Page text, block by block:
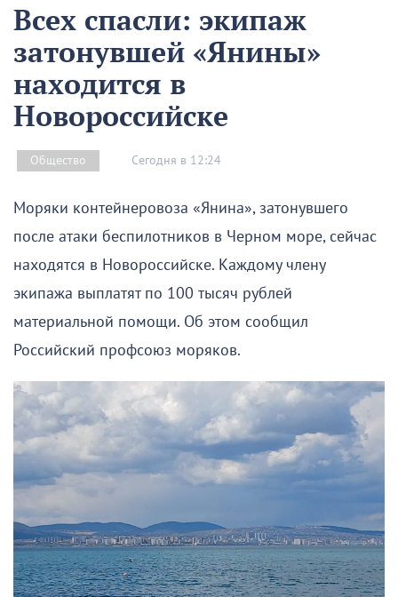
Всех спасли: экипаж
затонувшей «Янины»
находится в
Новороссийске
Общество Сегодня в 12:24
Моряки контейнеровоза «Янина», затонувшего
после атаки беспилотников в Черном море, сейчас
находятся в Новороссийске. Каждому члену
экипажа выплатят по 100 тысяч рублей
материальной помощи. Об этом сообщил
Российский профсоюз моряков.